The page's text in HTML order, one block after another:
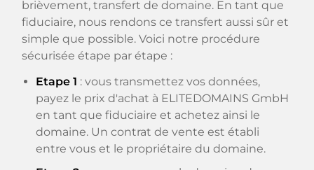
brièvement, transfert de domaine. En tant que
fiduciaire, nous rendons ce transfert aussi sûr et
simple que possible. Voici notre procédure
sécurisée étape par étape :
Etape 1 : vous transmettez vos données,
payez le prix d'achat à ELITEDOMAINS GmbH
en tant que fiduciaire et achetez ainsi le
domaine. Un contrat de vente est établi
entre vous et le propriétaire du domaine.